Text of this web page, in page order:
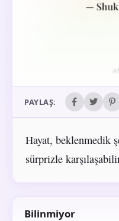
PAYLAŞ:
Hayat, beklenmedik
sürprizle
Bilinmiyor